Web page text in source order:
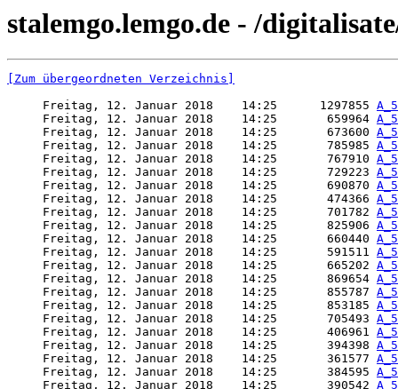
stalemgo.lemgo.de - /
[Zum übergeordneten Verzeichnis]
     Freitag, 12. Januar 2018    14:25      1297855
     Freitag, 12. Januar 2018    14:25       659964
     Freitag, 12. Januar 2018    14:25       673600
     Freitag, 12. Januar 2018    14:25       785985
     Freitag, 12. Januar 2018    14:25       767910
     Freitag, 12. Januar 2018    14:25       729223
     Freitag, 12. Januar 2018    14:25       690870
     Freitag, 12. Januar 2018    14:25       474366
     Freitag, 12. Januar 2018    14:25       701782
     Freitag, 12. Januar 2018    14:25       825906
     Freitag, 12. Januar 2018    14:25       660440
     Freitag, 12. Januar 2018    14:25       591511
     Freitag, 12. Januar 2018    14:25       665202
     Freitag, 12. Januar 2018    14:25       869654
     Freitag, 12. Januar 2018    14:25       855787
     Freitag, 12. Januar 2018    14:25       853185
     Freitag, 12. Januar 2018    14:25       705493
     Freitag, 12. Januar 2018    14:25       406961
     Freitag, 12. Januar 2018    14:25       394398
     Freitag, 12. Januar 2018    14:25       361577
     Freitag, 12. Januar 2018    14:25       384595
     Freitag, 12. Januar 2018    14:25       390542